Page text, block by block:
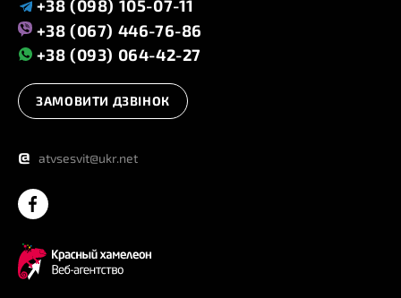
+38 (098) 105-07-11
+38 (067) 446-76-86
+38 (093) 064-42-27
ЗАМОВИТИ ДЗВІНОК
@ atvsesvit@ukr.net